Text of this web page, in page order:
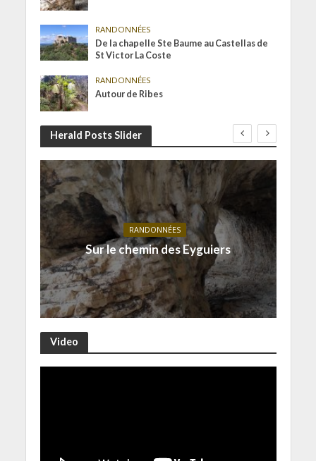
RANDONNÉES
De la chapelle Ste Baume au Castellas de
St Victor La Coste
RANDONNÉES
Autour de Ribes
Herald Posts Slider
RANDONNÉES
Sur le chemin des Eyguiers
Video